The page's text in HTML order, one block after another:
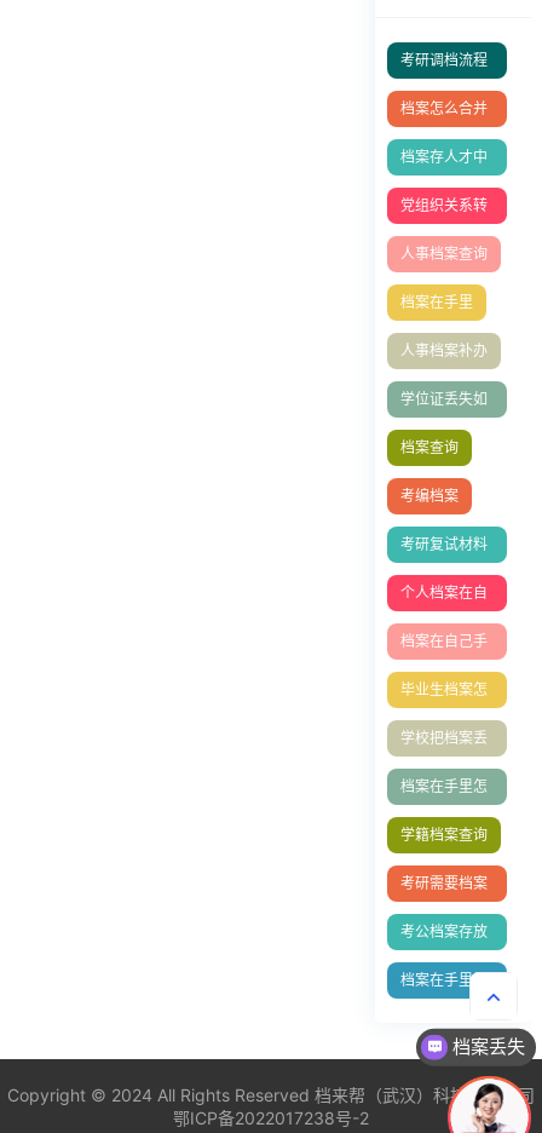
考研调档流程
全攻略
档案怎么合并
存档？
档案存人才中
心
党组织关系转
接
人事档案查询
档案在手里
人事档案补办
学位证丢失如
何补办？
档案查询
考编档案
考研复试材料
清单
个人档案在自
己手里成死档
如何激活
档案在自己手
里成死档如何
激活？
毕业生档案怎
么放到人才市
场
学校把档案丢
了怎么办理
档案在手里怎
么存档人才中
心
学籍档案查询
考研需要档案
吗
考公档案存放
单位填写指南
档案在手里怎
激活
Copyright © 2024 All Rights Reserved 档来帮（武汉）科技有限公司
鄂ICP备2022017238号-2
档案丢失
非统招建档